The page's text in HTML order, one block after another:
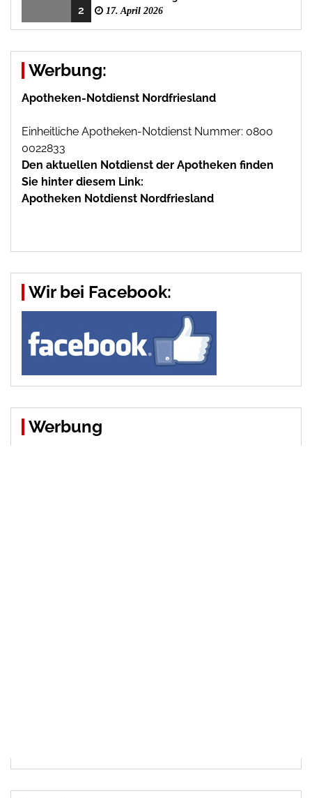
2
17. April 2026
Werbung:
Apotheken-Notdienst Nordfriesland
Einheitliche Apotheken-Notdienst Nummer: 0800
0022833
Den aktuellen Notdienst der Apotheken finden
Sie hinter diesem Link:
Apotheken Notdienst Nordfriesland
Wir bei Facebook:
Werbung